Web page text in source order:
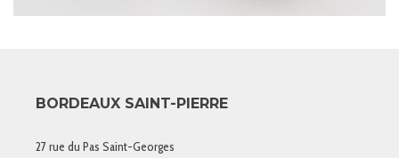
BORDEAUX SAINT-PIERRE
27 rue du Pas Saint-Georges